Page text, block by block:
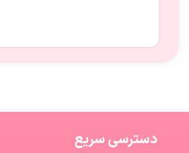
دسترسی سریع